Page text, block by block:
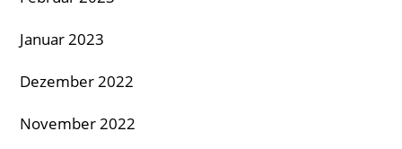
Januar 2023
Dezember 2022
November 2022